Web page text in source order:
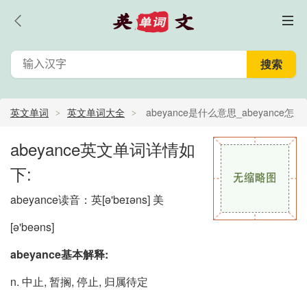
英文单词 英文单词大全 abeyance是什么意思_abeyance怎
么读_abeyance的中文意思,翻译
abeyance英文单词详情如
下:
abeyance读音：英[ə'beɪəns] 美
[ə'beəns]
abeyance基本解释:
n. 中止, 暂搁, 停止, 归属待定